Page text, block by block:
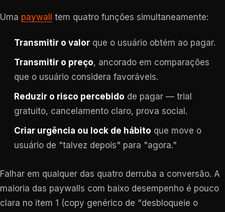
Uma paywall tem quatro funções simultaneamente:
Transmitir o valor que o usuário obtém ao pagar.
Transmitir o preço, ancorado em comparações
que o usuário considera favoráveis.
Reduzir o risco percebido de pagar — trial
gratuito, cancelamento claro, prova social.
Criar urgência ou lock de hábito que move o
usuário de "talvez depois" para "agora."
Falhar em qualquer das quatro derruba a conversão. A
maioria das paywalls com baixo desempenho é pouco
clara no item 1 (copy genérico de "desbloqueie o